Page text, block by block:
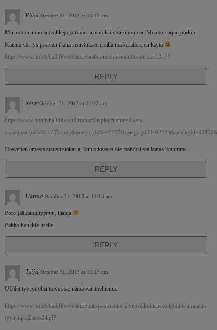
Piasi October 31, 2013 at 11:12 am
Muumit on mun suosikkeja ja tähän suosikiksi valitsin uuden Muutto-sarjan purkin.
Kaunis väritys ja aivan ihana sisustukseen, sillä mä keräilen, en käytä
https://www.hobbyhall.fi/web/store/arabia-muumi-muutto-purkki-12-l?#
REPLY
Xeve October 31, 2013 at 11:12 am
https://www.hobbyhall.fi/web/ProductDisplay?name=Kaasa-
Haaveilen omasta sisustustakasta, kun oikeaa ei ole mahdollista laittaa kotiimme.
REPLY
Hanna October 31, 2013 at 11:13 am
Poro-jääkarhu tyynyt , ihania
Pakko hankkia itselle.
REPLY
Tuija October 31, 2013 at 11:13 am
UUdet tyynyt olisi toiveissa, nämä vaihtoehtoina:
https://www.hobbyhall.fi/web/store/koti-ja-sisustus/talvenvalkoinen-koti/pioni-lumitahti-
tyynynpaalliset-2-kpl ?